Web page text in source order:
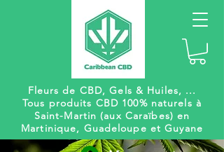
Fleurs de CBD, Gels & Huiles, ...
Tous produits CBD 100% naturels à
Saint-Martin (aux Caraïbes) en
Martinique, Guadeloupe et Guyane